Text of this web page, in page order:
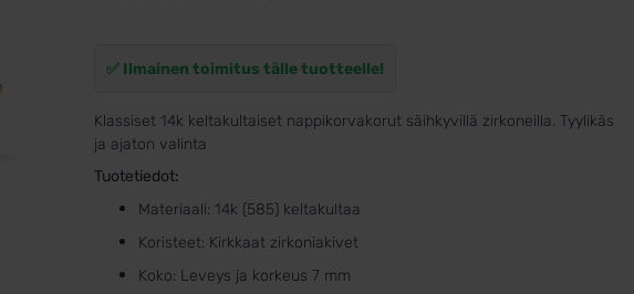
✅ Ilmainen toimitus tälle tuotteelle!
Klassiset 14k keltakultaiset nappikorvakorut säihkyvillä zirkoneilla. Tyylikäs
ja ajaton valinta
Tuotetiedot:
Materiaali: 14k (585) keltakultaa
Koristeet: Kirkkaat zirkoniakivet
Koko: Leveys ja korkeus 7 mm